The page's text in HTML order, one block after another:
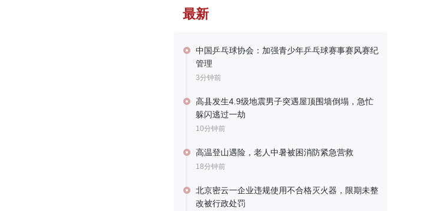
最新
中国乒乓球协会：加强青少年乒乓球赛事赛风赛纪
管理
3分钟前
高县发生4.9级地震男子突遇屋顶围墙倒塌，急忙
躲闪逃过一劫
10分钟前
高温登山遇险，老人中暑被困消防紧急营救
18分钟前
北京密云一企业违规使用不合格灭火器，限期未整
改被行政处罚